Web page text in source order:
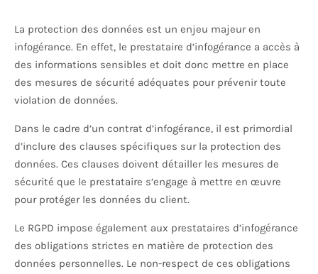
La protection des données est un enjeu majeur en
infogérance. En effet, le prestataire d’infogérance a accès à
des informations sensibles et doit donc mettre en place
des mesures de sécurité adéquates pour prévenir toute
violation de données.
Dans le cadre d’un contrat d’infogérance, il est primordial
d’inclure des clauses spécifiques sur la protection des
données. Ces clauses doivent détailler les mesures de
sécurité que le prestataire s’engage à mettre en œuvre
pour protéger les données du client.
Le RGPD impose également aux prestataires d’infogérance
des obligations strictes en matière de protection des
données personnelles. Le non-respect de ces obligations